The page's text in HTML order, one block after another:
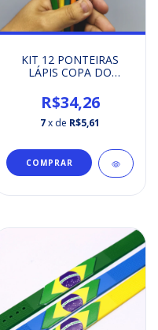
KIT 12 PONTEIRAS
LÁPIS COPA DO
BRASIL
R$34,26
7x de R$5,61